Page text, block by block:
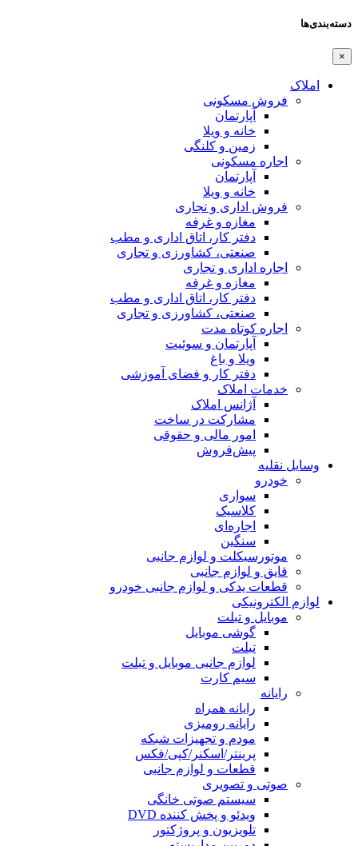
دسته‌بندی‌ها
×
املاک
فروش مسکونی
آپارتمان
خانه و ویلا
زمین و کلنگی
اجاره مسکونی
آپارتمان
خانه و ویلا
فروش اداری و تجاری
مغازه و غرفه
دفتر کار، اتاق اداری و مطب
صنعتی،‌ کشاورزی و تجاری
اجاره اداری و تجاری
مغازه و غرفه
دفتر کار، اتاق اداری و مطب
صنعتی،‌ کشاورزی و تجاری
اجاره کوتاه مدت
آپارتمان و سوئیت
ویلا و باغ
دفتر کار و فضای آموزشی
خدمات املاک
آژانس املاک
مشارکت در ساخت
امور مالی و حقوقی
پیش‌فروش
وسایل نقلیه
خودرو
سواری
کلاسیک
اجاره‌ای
سنگین
موتورسیکلت و لوازم جانبی
قایق و لوازم جانبی
قطعات یدکی و لوازم جانبی خودرو
لوازم الکترونیکی
موبایل و تبلت
گوشی موبایل
تبلت
لوازم جانبی موبایل و تبلت
سیم کارت
رایانه
رایانه همراه
رایانه رومیزی
مودم و تجهیزات شبکه
پرینتر/اسکنر/کپی/فکس
قطعات و لوازم جانبی
صوتی و تصویری
سیستم صوتی خانگی
ویدئو و پخش کننده DVD
تلویزیون و پروژکتور